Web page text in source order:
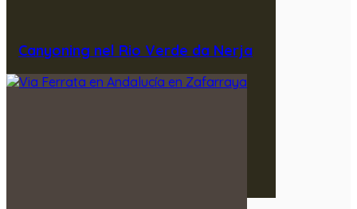
Canyoning nel Rio Verde da Nerja